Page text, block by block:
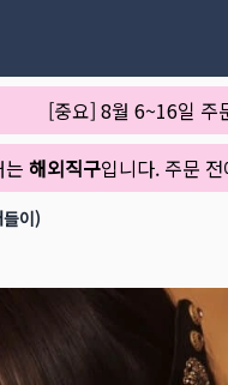
[중요] 8월 6~16일 주
는 해외직구입니다. 주문
이)